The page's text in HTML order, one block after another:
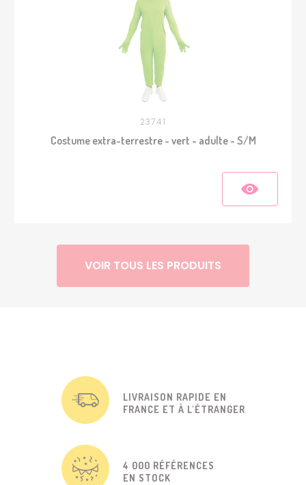
23741
Costume extra-terrestre - vert - adulte - S/M
VOIR TOUS LES PRODUITS
LIVRAISON RAPIDE EN
FRANCE ET À L'ÉTRANGER
4 000 RÉFÉRENCES
EN STOCK